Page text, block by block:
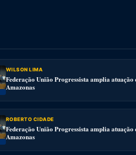
WILSON LIMA
Federação União Progressista amplia
Amazonas
ROBERTO CIDADE
Federação União Progressista amplia
Amazonas